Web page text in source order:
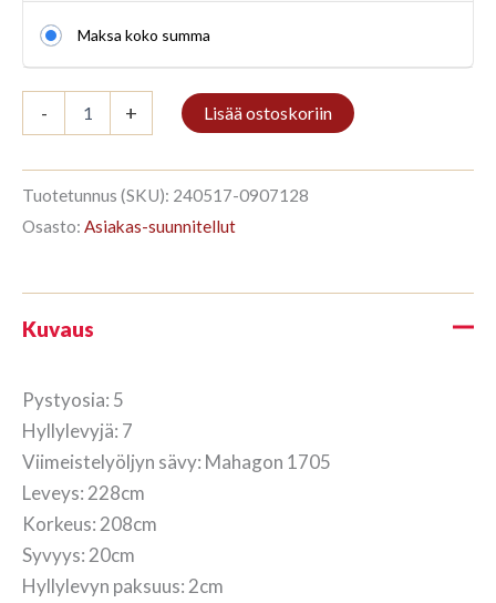
Maksa koko summa
-
5/7
Mahagon
määrä
+ Lisää ostoskoriin
Tuotetunnus (SKU): 240517-0907128
Osasto: Asiakas-suunnitellut
Kuvaus
Pystyosia: 5
Hyllylevyjä: 7
Viimeistelyöljyn sävy: Mahagon 1705
Leveys: 228cm
Korkeus: 208cm
Syvyys: 20cm
Hyllylevyn paksuus: 2cm